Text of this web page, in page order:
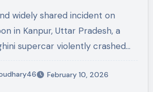
in Kanpur, Uttar Pradesh, a
supercar violently crashed…
February 10, 2026